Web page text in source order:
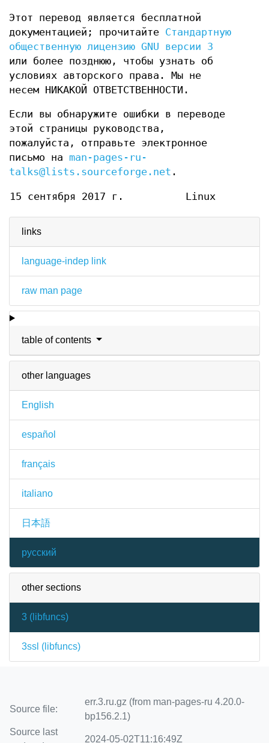
links
language-indep link
raw man page
table of contents
other languages
English
español
français
italiano
日本語
русский
other sections
3 ( libfuncs)
3ssl ( libfuncs)
Этот перевод является бесплатной
документацией; прочитайте Стандартную
общественную лицензию GNU версии 3
или более позднюю, чтобы узнать об
условиях авторского права. Мы не
несем НИКАКОЙ ОТВЕТСТВЕННОСТИ.
Если вы обнаружите ошибки в переводе
этой страницы руководства,
пожалуйста, отправьте электронное
письмо на man-pages-ru-
talks@lists.sourceforge.net .
15 сентября 2017 г. Linux
Source file:
err.3.ru.gz (from man-pages-ru 4.20.0-
bp156.2.1)
Source last
2024-05-02T11:16:49Z